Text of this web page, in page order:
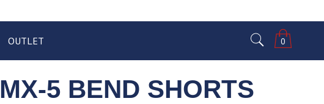
0
OUTLET
MX-5 BEND SHORTS